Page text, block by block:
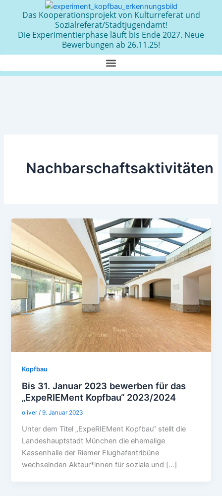
Das Kooperationsprojekt von Kulturreferat und
Sozialreferat/Stadtjugendamt!
Die Experimentierphase läuft bis Ende 2027. Neue
Bewerbungen ab 26.11.25!
Nachbarschaftsaktivitäten
Kopfbau
Bis 31. Januar 2023 bewerben für das
„ExpeRIEMent Kopfbau“ 2023/2024
oliver/9. Januar 2023
Unter dem Titel „ExpeRIEMent Kopfbau“ stellt die
Landeshauptstadt München die ehemalige
Kassenhalle der Riemer Flughafentribüne
wechselnden Akteur*innen für soziale und […]